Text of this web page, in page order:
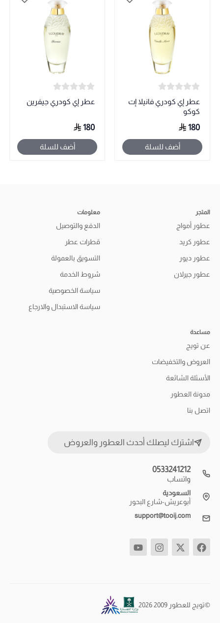
عطر إي كودري فانيلا إت
كوكو
180
أضف للسلة
عطر إي كودري جيفرين
180
أضف للسلة
المتجر
عطور أمواج
عطور كريد
عطور ديور
عطور جيرلان
معلومات
الدفع والتوصيل
قطرات عطر
التسويق بالعمولة
شروط الخدمة
سياسة الخصوصية
سياسة الاستبدال والارجاع
مساعدة
عن تويج
العروض والتخفيضات
الأسئلة الشائعة
مدونة العطور
اتصل بنا
اشترك ليصلك أحدث العطور والعروض
0533241212
واتساب
السعودية
أبوعريش-شارع البحور
support@tooij.com
©تويج للعطور 2009 2026